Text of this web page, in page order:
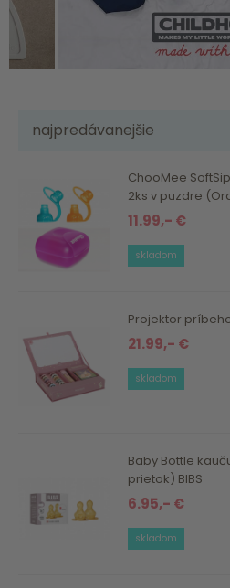
najpredávanejšie
ChooMee
2ks v puzdre
11.99,- €
skladom
Projektor
21.99,- €
skladom
Baby Bottle
prietok) BIBS
6.95,- €
skladom